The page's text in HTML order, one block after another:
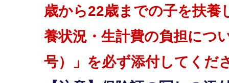
歳から22歳までの子を扶養
養状況・生計費の負担につ
号）」を必ず添付してくだ